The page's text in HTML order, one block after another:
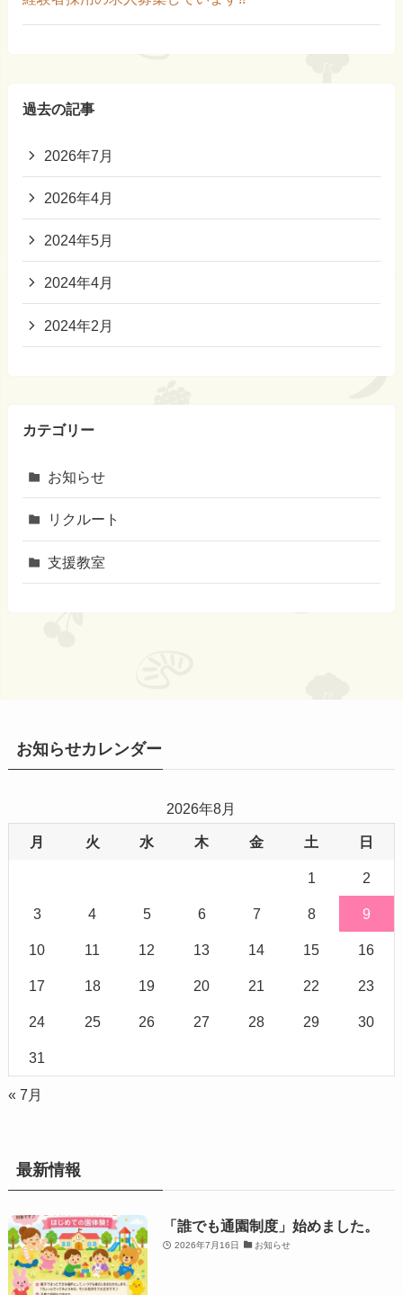
過去の記事
2026年7月
2026年4月
2024年5月
2024年4月
2024年2月
カテゴリー
お知らせ
リクルート
支援教室
お知らせカレンダー
2026年8月
月 火 水 木 金 土 日
1 2
3 4 5 6 7 8 9
10 11 12 13 14 15 16
17 18 19 20 21 22 23
24 25 26 27 28 29 30
31
« 7月
最新情報
「誰でも通園制度」始めました。
2026年7月16日 お知らせ